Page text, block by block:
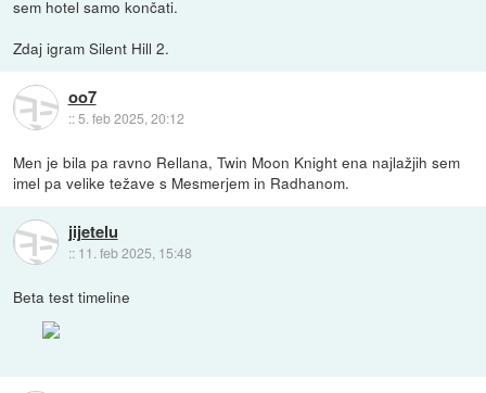
sem hotel samo končati.
Zdaj igram Silent Hill 2.
oo7
::5. feb 2025, 20:12
Men je bila pa ravno Rellana, Twin Moon Knight ena najlažjih sem
imel pa velike težave s Mesmerjem in Radhanom.
jijetelu
:: 11. feb 2025, 15:48
Beta test timeline